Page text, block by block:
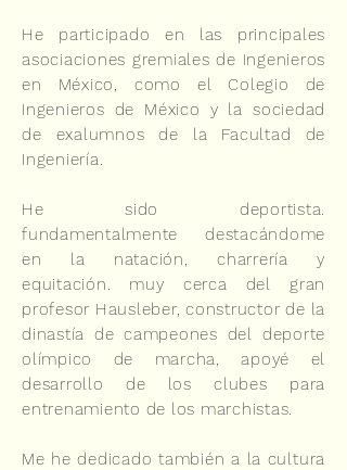
He participado en las principales
asociaciones gremiales de Ingenieros
en México, como el Colegio de
Ingenieros de México y la sociedad
de exalumnos de la Facultad de
Ingeniería.
He sido deportista.
fundamentalmente destacándome
en la natación, charrería y
equitación. muy cerca del gran
profesor Hausleber, constructor de la
dinastía de campeones del deporte
olímpico de marcha, apoyé el
desarrollo de los clubes para
entrenamiento de los marchistas.
Me he dedicado también a la cultura